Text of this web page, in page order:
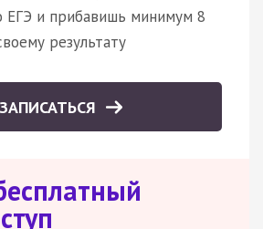
ЕГЭ и прибавишь минимум 8
результату
ЗАПИСАТЬСЯ